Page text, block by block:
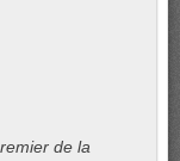
de la